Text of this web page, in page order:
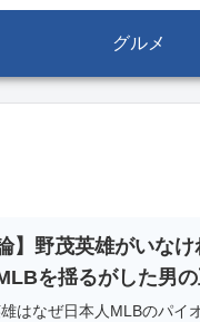
グルメ
論】野茂英雄がいな
を揺るがした男
はなぜ日本人MLBのパイ